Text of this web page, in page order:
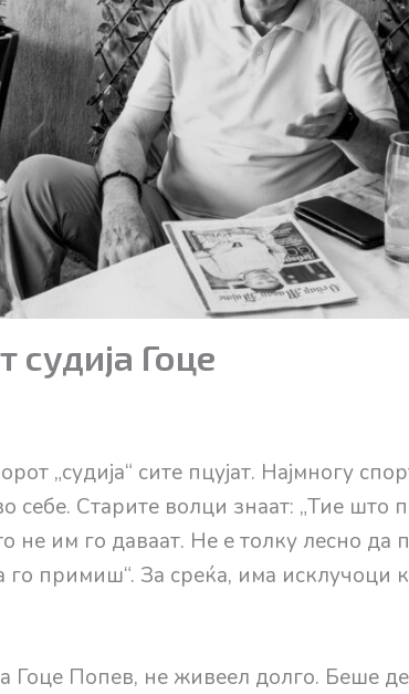
судија Гоце
„судија“ сите пцујат. Најмногу
себе. Старите волци знаат: „Тие што
не им го даваат. Не е толку лесно
го примиш“. За среќа, има исклучоци
Гоце Попев, не живеел долго. Беше